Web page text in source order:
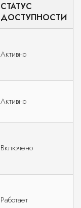
СТАТУС
ДОСТУПНОСТИ
Активно
Активно
Включено
Работает